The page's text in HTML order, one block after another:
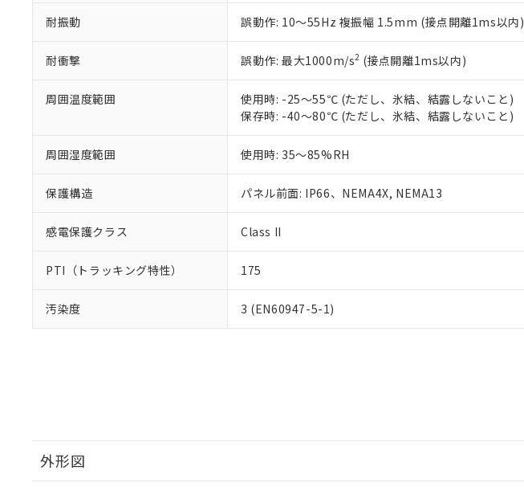
耐振動 誤動作: 10～55Hz 複振幅 1.5mm (接点開離1ms以内)
耐衝撃 誤動作: 最大1000m/s2 (接点開離1ms以内)
周囲温度範囲
使用時: -25～55℃ (ただし、氷結、結露しないこと)
保存時: -40～80℃ (ただし、氷結、結露しないこと)
周囲湿度範囲 使用時: 35～85%RH
保護構造 パネル前面: IP66、NEMA4X, NEMA13
感電保護クラス Class II
PTI（トラッキング特性） 175
汚染度 3 (EN60947-5-1)
外形図